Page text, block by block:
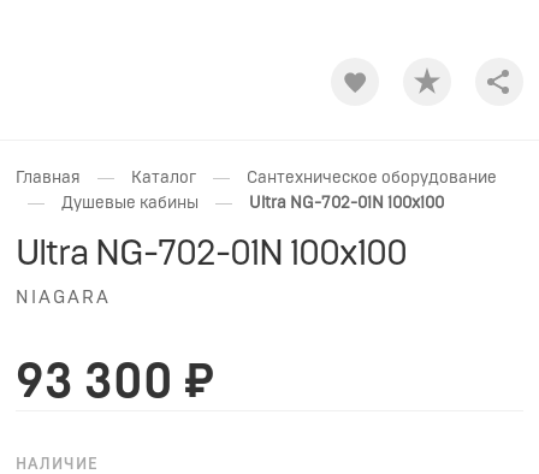
Главная — Каталог — Сантехническое оборудование
— Душевые кабины — Ultra NG-702-01N 100x100
Ultra NG-702-01N 100x100
NIAGARA
93 300 ₽
НАЛИЧИЕ